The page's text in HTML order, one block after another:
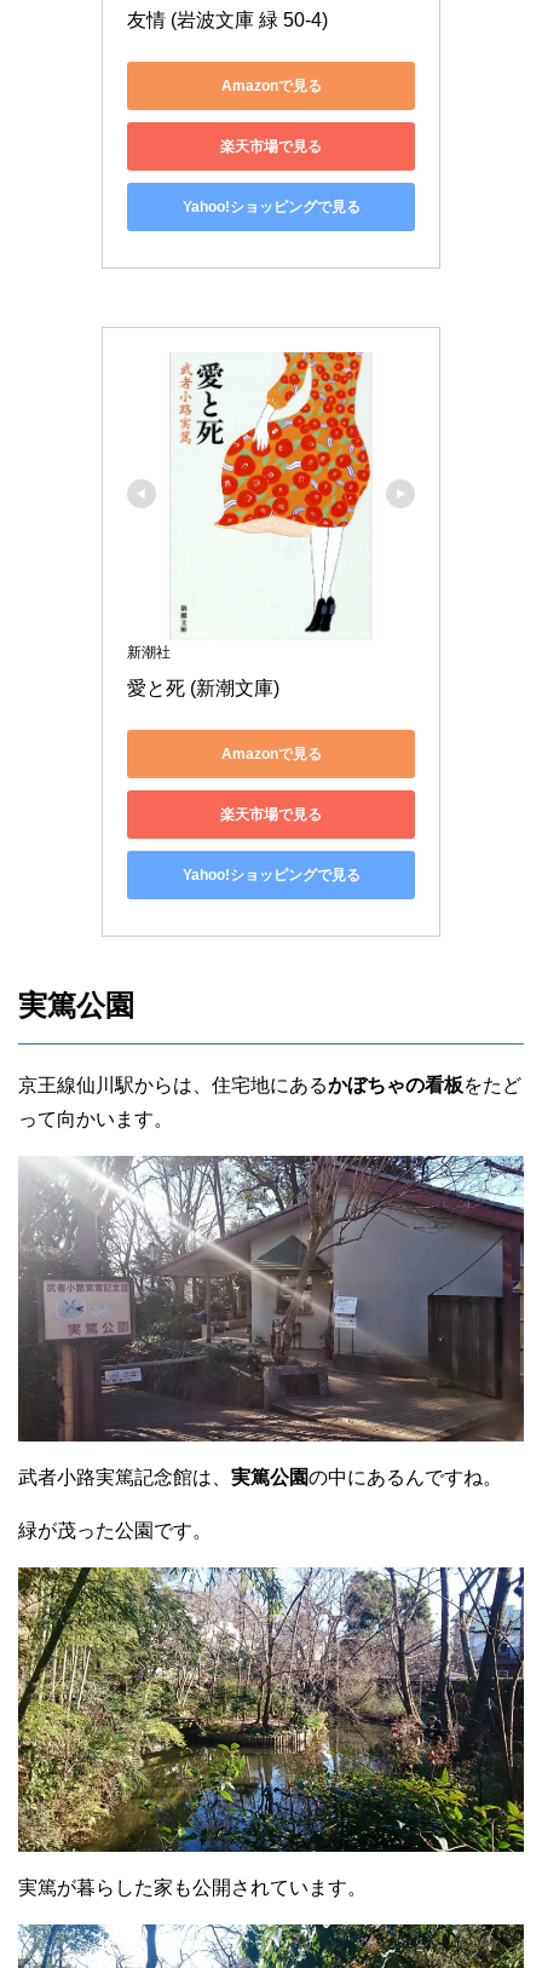
友情 (岩波文庫 緑 50-4)
Amazonで見る
楽天市場で見る
Yahoo!ショッピングで見る
新潮社
愛と死 (新潮文庫)
Amazonで見る
楽天市場で見る
Yahoo!ショッピングで見る
実篤公園
京王線仙川駅からは、住宅地にあるかぼちゃの看板をたど
って向かいます。
武者小路実篤記念館は、 実篤公園の中にあるんですね。
緑が茂った公園です。
実篤が暮らした家も公開されています。